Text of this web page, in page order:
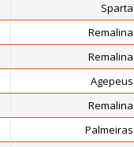
Sparta
Remalina
Remalina
Agepeus
Remalina
Palmeiras